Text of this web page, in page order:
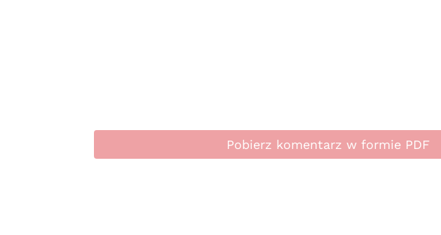
Pobierz komentarz w formie PDF